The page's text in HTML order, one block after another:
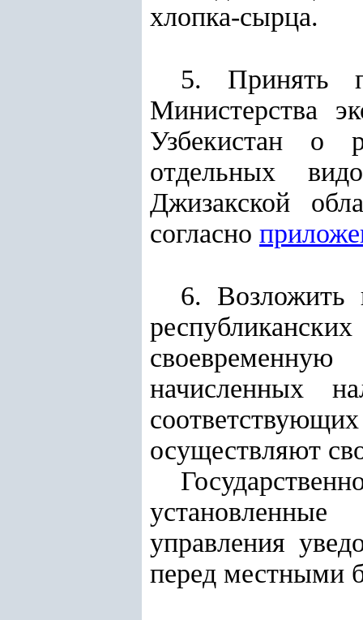
хлопка-сырца.
5. Принять
Министерства
Узбекистан о
отдельных
Джизакской
согласно
6. Возложить
начисленных
осуществляют
управления
перед местными